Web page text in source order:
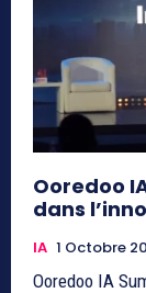
Ooredoo
dans
IA 1 Octobre
Ooredoo IA